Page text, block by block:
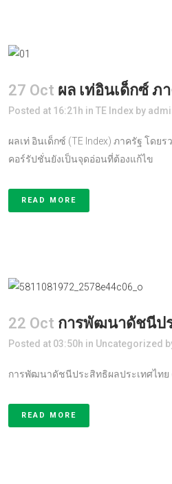
27 Oct ผล เท่อินเด็กซ์ ภ
Posted at 16:21h in TE Index by
ผลเท่ อินเด็กซ์ (TE Index) ภาครัฐ โด
คอร์รัปชั่นยังเป็นจุดอ่อนที่ต้องแก้ไข
READ MORE
22 Oct การพัฒนาดัชนีป
Posted at 03:50h in Uncategorized
การพัฒนาดัชนีประสิทธิผลประเทศไทย
READ MORE